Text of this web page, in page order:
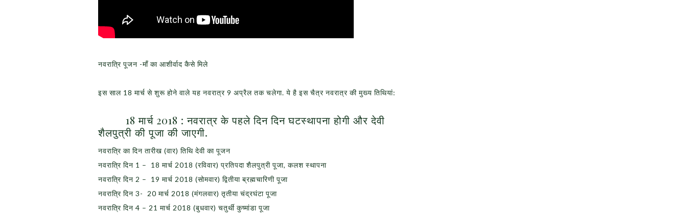
नवरात्रि पूजन -माँ का आशीर्वाद कैसे मिले
इस साल 18 मार्च से शुरू होने वाले यह नवरात्र 9 अप्रैल तक चलेगा. ये है इस चैत्र नवरात्र की मुख्य तिथियां:
18 मार्च 2018 : नवरात्र के पहले दिन दिन घटस्थापना होगी और देवी
शैलपुत्री की पूजा की जाएगी.
नवरात्रि का दिन तारीख (वार) तिथि देवी का पूजन
नवरात्रि दिन 1 – 18 मार्च 2018 (रविवार) प्रतिपदा शैलपुत्री पूजा, कलश स्थापना
नवरात्रि दिन 2 – 19 मार्च 2018 (सोमवार) द्वितीया ब्रह्मचारिणी पूजा
नवरात्रि दिन 3- 20 मार्च 2018 (मंगलवार) तृतीया चंद्रघंटा पूजा
नवरात्रि दिन 4 – 21 मार्च 2018 (बुधवार) चतुर्थी कुष्मांडा पूजा